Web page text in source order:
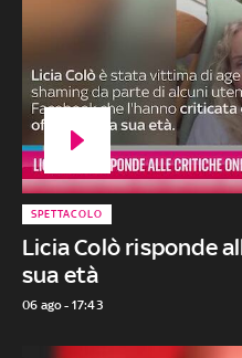
Licia Colò risponde
sua età
SPETTACOLO
06 ago - 17:43